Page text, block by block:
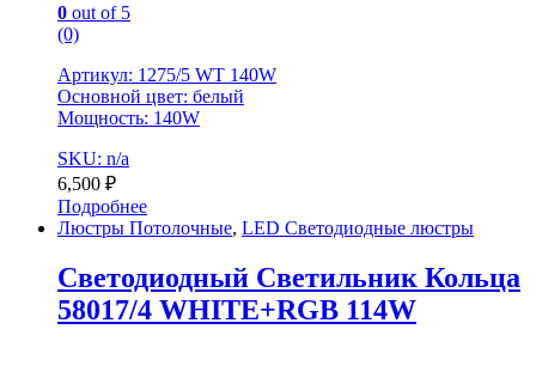
0 out of 5
(0)
Артикул: 1275/5 WT 140W
Основной цвет: белый
Мощность: 140W
SKU: n/a
6,500 ₽
Подробнее
Люстры Потолочные, LED Светодиодные люстры
Светодиодный Светильник Кольца
58017/4 WHITE+RGB 114W